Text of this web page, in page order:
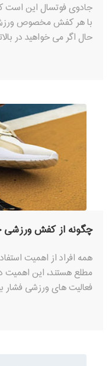
جادوی فوتسال این است
با هر کفش مخصوص ورزش
حال اگر می خواهید در
هایی نیاز دارید که
فوتسال یک ورزش جذاب و
چگونه از کفش ورزشی
همه افراد از اهمیت
مطلع هستند، این اهمیت
فعالیت های ورزشی فشار